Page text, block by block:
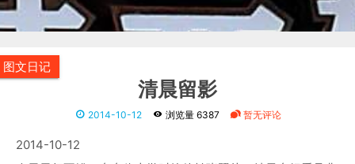
图文日记
清晨留影
2014-10-12 浏览量 6387 暂无评论
2014-10-12